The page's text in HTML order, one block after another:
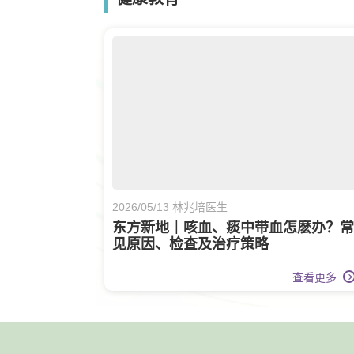
2026/05/13 林兆培医生
东方新地｜咳血、痰中带血怎麽办？常
见原因、检查及治疗策略
查看更多